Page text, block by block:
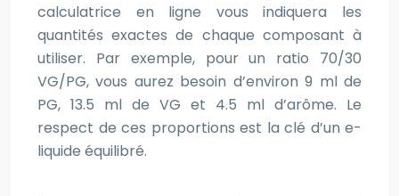
calculatrice en ligne vous indiquera les
quantités exactes de chaque composant à
utiliser. Par exemple, pour un ratio 70/30
VG/PG, vous aurez besoin d’environ 9 ml de
PG, 13.5 ml de VG et 4.5 ml d’arôme. Le
respect de ces proportions est la clé d’un e-
liquide équilibré.